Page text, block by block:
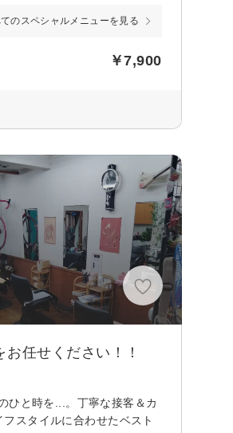
のスペシャルメニューを見る
￥7,900
任せください！！
ひと時を...。丁寧な接客＆カ
スタイルに合わせたベスト